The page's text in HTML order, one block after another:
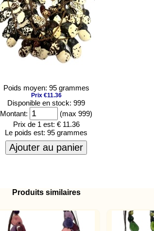
Poids moyen: 95 grammes
Prix €11.36
Disponible en stock: 999
Montant:
(max 999)
Prix de 1 est: € 11.36
Le poids est: 95 grammes
Ajouter au panier
Produits similaires